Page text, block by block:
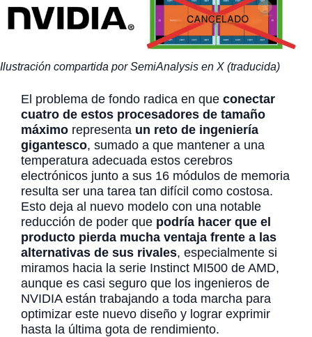
Ilustración compartida por SemiAnalysis en X (traducida)
El problema de fondo radica en que conectar
cuatro de estos procesadores de tamaño
máximo representa un reto de ingeniería
gigantesco, sumado a que mantener a una
temperatura adecuada estos cerebros
electrónicos junto a sus 16 módulos de memoria
resulta ser una tarea tan difícil como costosa.
Esto deja al nuevo modelo con una notable
reducción de poder que podría hacer que el
producto pierda mucha ventaja frente a las
alternativas de sus rivales, especialmente si
miramos hacia la serie Instinct MI500 de AMD,
aunque es casi seguro que los ingenieros de
NVIDIA están trabajando a toda marcha para
optimizar este nuevo diseño y lograr exprimir
hasta la última gota de rendimiento.